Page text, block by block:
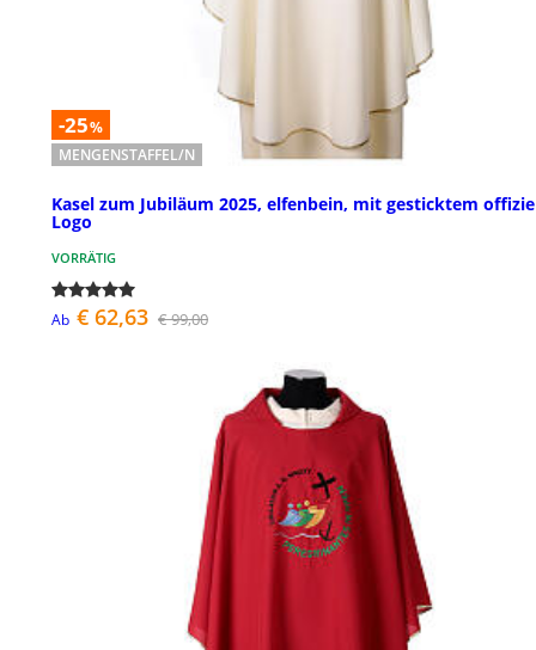
-25%
MENGENSTAFFEL/N
Kasel zum Jubiläum 2025, elfenbein, mit gesticktem
Logo
VORRÄTIG
Ab € 62,63 € 99,00